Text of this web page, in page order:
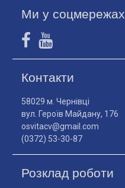
Ми у соцмережах
Контакти
58029 м. Чернівці
вул. Героїв Майдану, 176
osvitacv@gmail.com
(0372) 53-30-87
Розклад роботи